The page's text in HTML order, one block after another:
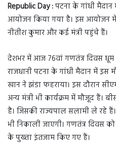
Republic Day :पटना के गांधी मैदान
आयोजन किया गया है। इस आयोजन
नीतीश कुमार और कई मंत्री पहुंचे हैं।
देशभर में आज 76वां गणतंत्र दिवस धूम
राजधानी पटना के गांधी मैदान में इस
खान ने झंडा फहराया। इस दौरान
अन्य मंत्री भी कार्यक्रम में मौजूद हैं।
है। जिसकी राज्यपाल सलामी ले रहे
भी निकाली जाएगी। गणतंत्र दिवस
के पुख्ता इंतजाम किए गए हैं।